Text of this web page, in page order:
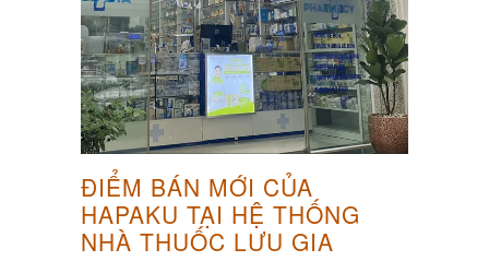
ĐIỂM BÁN MỚI CỦA
HAPAKU TẠI HỆ THỐNG
NHÀ THUỐC LƯU GIA